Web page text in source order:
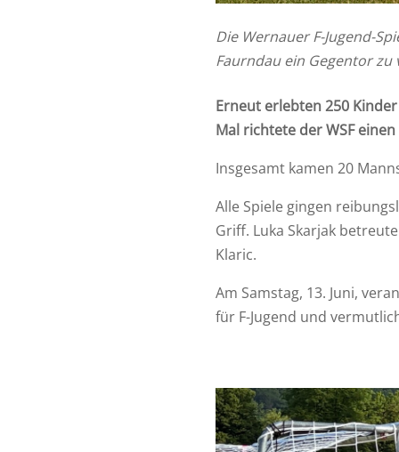
Die Wernauer F-Jugend-
Faurndau ein Gegentor zu
Erneut erlebten 250
Mal richtete der WSF
Insgesamt kamen 20
Alle Spiele gingen
Griff. Luka Skarjak
Klaric.
Am Samstag, 13. Juni,
für F-Jugend und